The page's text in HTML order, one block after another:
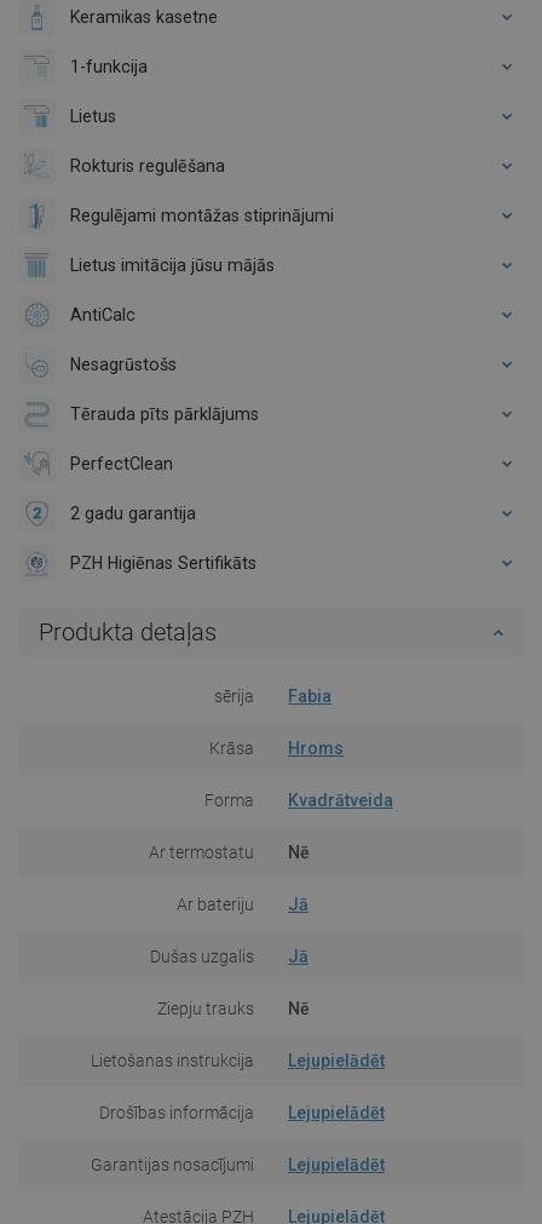
Keramikas kasetne
1-funkcija
Lietus
Rokturis regulēšana
Regulējami montāžas stiprinājumi
Lietus imitācija jūsu mājās
AntiCalc
Nesagrūstošs
Tērauda pīts pārklājums
PerfectClean
2 gadu garantija
PZH Higiēnas Sertifikāts
Produkta detaļas
sērija Fabia
Krāsa Hroms
Forma Kvadrātveida
Ar termostatu Nē
Ar bateriju Jā
Dušas uzgalis Jā
Ziepju trauks Nē
Lietošanas instrukcija Lejupielādēt
Drošības informācija Lejupielādēt
Garantijas nosacījumi Lejupielādēt
Atestācija PZH Lejupielādēt